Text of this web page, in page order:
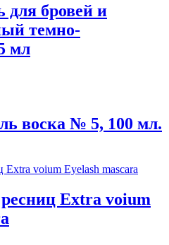
для бровей и
темно-
мл
воска № 5, 100 мл.
Extra voium